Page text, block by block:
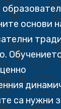
основи
са нужни